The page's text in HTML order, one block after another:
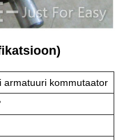
armatuuri kommutaator